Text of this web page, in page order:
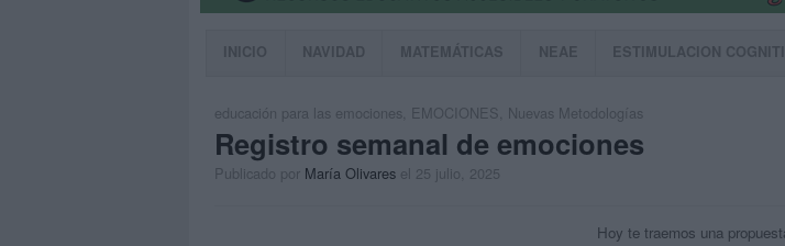
INICIO NAVIDAD MATEMÁTICAS NEAE ESTIMULACION
educación para las emociones EMOCIONES Nuevas Metodologías
Registro semanal de emociones
Publicado por María Olivares el 25 julio, 2025
Hoy te traemos una